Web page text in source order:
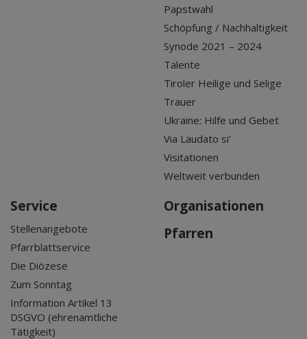
Papstwahl
Schöpfung / Nachhaltigkeit
Synode 2021 – 2024
Talente
Tiroler Heilige und Selige
Trauer
Ukraine: Hilfe und Gebet
Via Laudato si'
Visitationen
Weltweit verbunden
Service
Stellenangebote
Pfarrblattservice
Die Diözese
Zum Sonntag
Information Artikel 13
DSGVO (ehrenamtliche
Tätigkeit)
Organisationen
Pfarren